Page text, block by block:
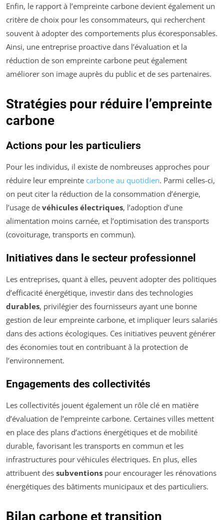
Enfin, le rapport à l’empreinte carbone devient également un
critère de choix pour les consommateurs, qui recherchent
souvent à adopter des comportements plus écoresponsables.
Ainsi, une entreprise proactive dans l’évaluation et la
réduction de son empreinte carbone peut également
améliorer son image auprès du public et de ses partenaires.
Stratégies pour réduire l’empreinte
carbone
Actions pour les particuliers
Pour les individus, il existe de nombreuses approches pour
réduire leur empreinte carbone au quotidien. Parmi celles-ci,
on peut citer la réduction de la consommation d’énergie,
l’usage de véhicules électriques, l’adoption d’une
alimentation moins carnée, et l’optimisation des transports
(covoiturage, transports en commun).
Initiatives dans le secteur professionnel
Les entreprises, quant à elles, peuvent adopter des politiques
d’efficacité énergétique, investir dans des technologies
durables, privilégier des fournisseurs ayant une bonne
gestion de leur empreinte carbone, et impliquer leurs salariés
dans des actions écologiques. Ces initiatives peuvent générer
des économies tout en contribuant à la protection de
l’environnement.
Engagements des collectivités
Les collectivités jouent également un rôle clé en matière
d’évaluation de l’empreinte carbone. Certaines villes mettent
en place des plans d’actions énergétiques et de mobilité
durable, favorisant les transports en commun et les
infrastructures pour véhicules électriques. En plus, elles
attribuent des subventions pour encourager les rénovations
énergétiques des bâtiments municipaux et des particuliers.
Bilan carbone et transition